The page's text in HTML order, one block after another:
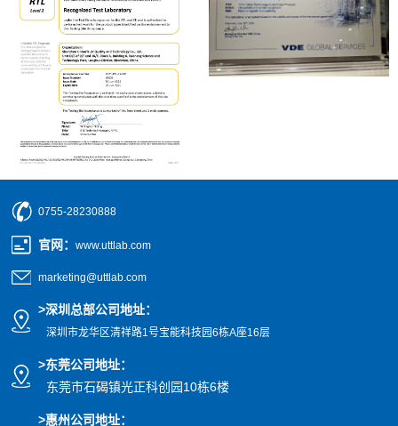
0755-28230888
官网 ：www.uttlab.com
marketing@uttlab.com
>深圳总部公司地址：
深圳市龙华区清祥路1号宝能科技园6栋A座16层
>东莞公司地址：
东莞市石碣镇光正科创园10栋6楼
>惠州公司地址：